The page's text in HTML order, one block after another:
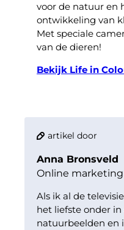
voor de natuur en
ontwikkeling van
Met speciale
van de dieren!
Bekijk Life in
artikel door
Anna Bronsveld
Online
Als ik al de
het liefste onder
natuurbeelden en